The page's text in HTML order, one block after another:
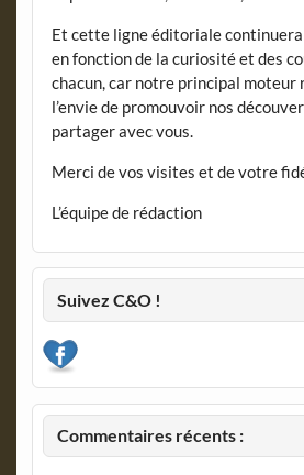
Et cette ligne éditoriale continuera
en fonction de la curiosité et des
chacun, car notre principal
l’envie de promouvoir nos
partager avec vous.
Merci de vos visites et de votre
L’équipe de rédaction
Suivez C&O !
Commentaires récents :